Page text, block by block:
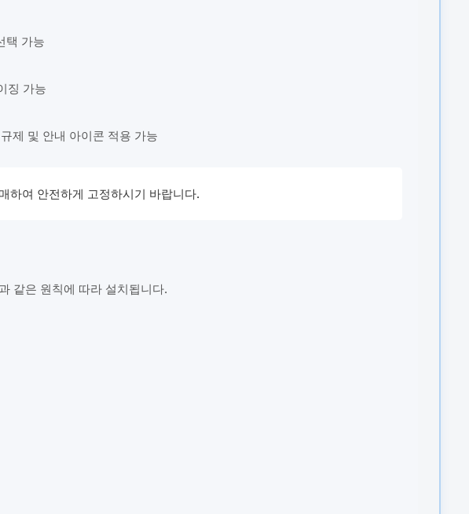
가능
징 가능
제 및 안내 아이콘 적용 가능
하여 안전하게 고정하시기 바랍니다.
같은 원칙에 따라 설치됩니다.